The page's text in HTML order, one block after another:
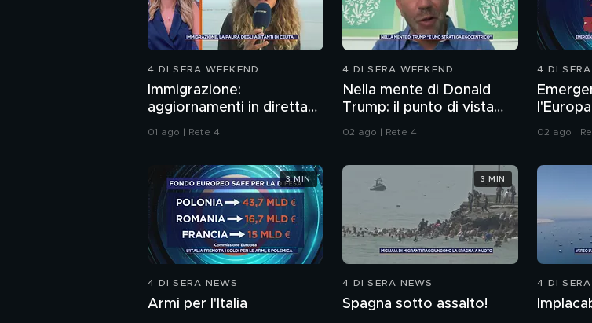
4 DI SERA WEEKEND
Immigrazione:
aggiornamenti in diretta
da Ceuta
01 ago | Rete 4
4 DI SERA WEEKEND
Nella mente di Donald
Trump: il punto di vista
dello psichiatra Leonardo
02 ago | Rete 4
4 DI SERA
02 ago |
4 DI SERA NEWS
Armi per l'Italia
3 MIN
4 DI SERA NEWS
Spagna sotto assalto!
3 MIN
4 DI SERA